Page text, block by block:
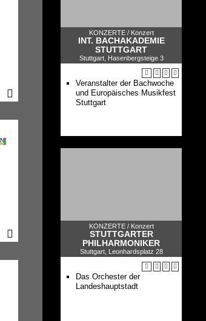
U26-Konzert: Spanische
Nacht
Aktuelle Konzerte des SWR
Symphonieorchesters
Interludien
The Birth Of The Violin
Der Reichtum des Klangs
Into The Deep
Tierisches zwischen Klassik
Quasi Cool
KONZERTE / Konzert
INT. BACHAKADEMIE
STUTTGART
Stuttgart, Hasenbergsteige 3
Veranstalter der Bachwoche
und Europäisches Musikfest
Stuttgart
KONZERTE / Konzert
STUTTGARTER
PHILHARMONIKER
Stuttgart, Leonhardsplatz 28
Das Orchester der
Landeshauptstadt